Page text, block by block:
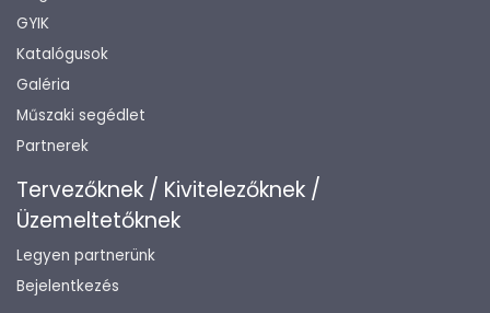
GYIK
Katalógusok
Galéria
Műszaki segédlet
Partnerek
Tervezőknek / Kivitelezőknek /
Üzemeltetőknek
Legyen partnerünk
Bejelentkezés